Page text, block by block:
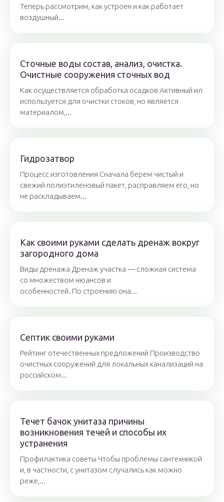
Теперь рассмотрим, как устроен и как работает
воздушный...
Сточные воды состав, анализ, очистка.
Очистные сооружения сточных вод
Как осуществляется обработка осадков Активный ил
используется для очистки стоков, но является
материалом,...
Гидрозатвор
Процесс изготовления Сначала берем чистый и
свежий полиэтиленовый пакет, расправляем его, но
не раскладываем...
Как своими руками сделать дренаж вокруг
загородного дома
Виды дренажа Дренаж участка — сложная система
со множеством нюансов и
особенностей. По строению она...
Септик своими руками
Рейтинг отечественных предложений Производство
очистных сооружений для локальных канализаций на
российском...
Течет бачок унитаза причины
возникновения течей и способы их
устранения
Профилактика советы Чтобы проблемы сантехникой
и, в частности, с унитазом случались как можно
реже,...